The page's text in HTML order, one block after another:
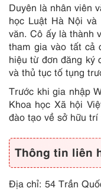
Duyên là nhân viên
học Luật Hà Nội
văn. Cô ấy là thành
tham gia vào tất cả
hiệu từ đơn đăng ký
và thủ tục tố tụng
Trước khi gia nhập
Khoa học Xã hội
đào tạo về sở hữu
Thông tin liên
Địa chỉ: 54 Trần